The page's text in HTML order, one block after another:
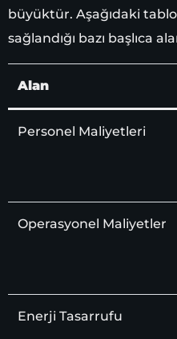
büyüktür. Aşağıdaki
sağlandığı bazı başlıca
Alan
Personel Maliyetleri
Operasyonel Maliyetler
Enerji Tasarrufu